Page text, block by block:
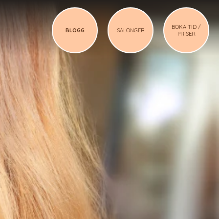
BLOGG SALONGER
BOKA TID /
PRISER